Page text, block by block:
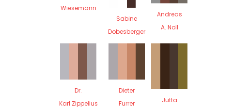
Wiesemann
Sabine
Dobesberger
Andreas
A. Noll
Dr.
Karl Zippelius
Dieter
Furrer
Jutta